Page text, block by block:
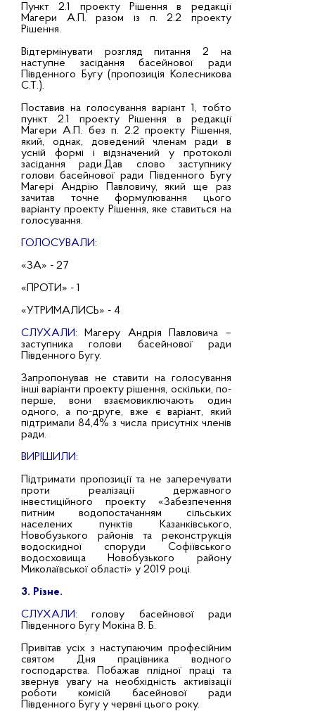
Пункт 2.1 проекту Рішення в редакції
Магери А.П. разом із п. 2.2 проекту
Рішення.
Відтермінувати розгляд питання 2 на
наступне засідання басейнової ради
Південного Бугу (пропозиція Колесникова
С.Т.).
Поставив на голосування варіант 1, тобто
пункт 2.1 проекту Рішення в редакції
Магери А.П. без п. 2.2 проекту Рішення,
який, однак, доведений членам ради в
усній формі і відзначений у протоколі
засідання ради.Дав слово заступнику
голови басейнової ради Південного Бугу
Магері Андрію Павловичу, який ще раз
зачитав точне формулювання цього
варіанту проекту Рішення, яке ставиться на
голосування.
ГОЛОСУВАЛИ:
«ЗА» - 27
«ПРОТИ» - 1
«УТРИМАЛИСЬ» - 4
СЛУХАЛИ: Магеру Андрія Павловича –
заступника голови басейнової ради
Південного Бугу.
Запропонував не ставити на голосування
інші варіанти проекту рішення, оскільки, по-
перше, вони взаємовиключають один
одного, а по-друге, вже є варіант, який
підтримали 84,4% з числа присутніх членів
ради.
ВИРІШИЛИ:
Підтримати пропозиції та не заперечувати
проти реалізації державного
інвестиційного проекту «Забезпечення
питним водопостачанням сільських
населених пунктів Казанківського,
Новобузького районів та реконструкція
водоскидної споруди Софіївського
водосховища Новобузького району
Миколаївської області» у 2019 році.
3. Різне.
СЛУХАЛИ:голову басейнової ради
Південного Бугу Мокіна В. Б.
Привітав усіх з наступаючим професійним
святом Дня працівника водного
господарства. Побажав плідної праці та
звернув увагу на необхідність активізації
роботи комісій басейнової ради
Південного Бугу у червні цього року.